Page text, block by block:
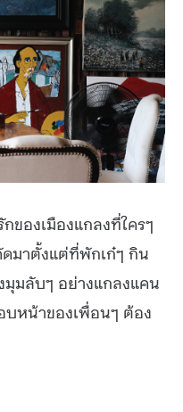
ของเมืองแกลงที่ใครๆ
มาตั้งแต่ที่พักเก๋ๆ กิน
มลับๆ อย่างแกลงแคน
บหน้าของเพื่อนๆ ต้อง